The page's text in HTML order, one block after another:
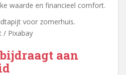
waarde en financieel comfort.
/ Pixabay
aan